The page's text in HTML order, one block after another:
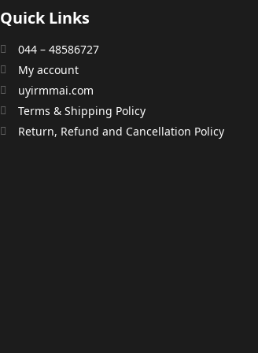
Quick Links
044 – 48586727
My account
uyirmmai.com
Terms & Shipping Policy
Return, Refund and Cancellation Policy